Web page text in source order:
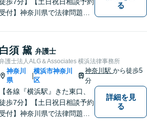
付】神奈川県で法律問題で
性を持つ弁護士が、ともに
解決を目指します。どうぞお
気軽にご相談ください。
る
白須 黛 弁護士
護士法人ALG＆Associates 横浜法律事務所
神奈川
県
横浜市神奈川
区
神奈川駅から徒歩5
分
【各線『横浜駅』きた東口、
歩7分】【土日祝日相談予約
付】神奈川県で法律問題で
詳細を見
る